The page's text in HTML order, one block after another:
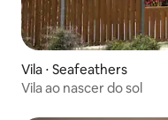
Vila ⋅ Seafeathers
Vila ao nascer do sol